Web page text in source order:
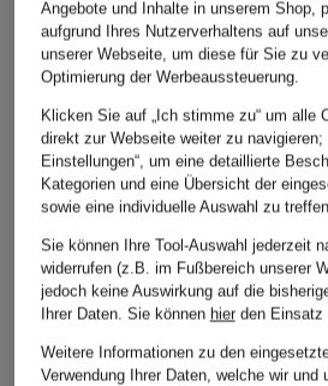
Angebote und Inhalte in unserem Shop,
aufgrund Ihres Nutzerverhaltens auf
unserer Webseite, um diese für Sie zu
Optimierung der Werbeaussteuerung.
Klicken Sie auf „Ich stimme zu“ um alle
direkt zur Webseite weiter zu navigieren;
Einstellungen“, um eine detaillierte
Kategorien und eine Übersicht der
sowie eine individuelle Auswahl zu
Sie können Ihre Tool-Auswahl jederzeit
widerrufen (z.B. im Fußbereich unserer
jedoch keine Auswirkung auf die
Ihrer Daten. Sie können hierden Einsatz
Weitere Informationen zu den
Verwendung Ihrer Daten, welche wir und